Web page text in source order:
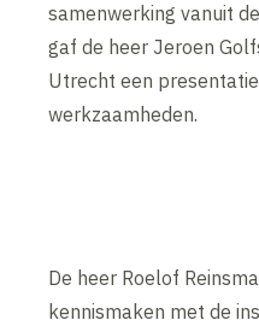
samenwerking vanuit
gaf de heer Jeroen
Utrecht een
werkzaamheden.
De heer Roelof
kennismaken met de